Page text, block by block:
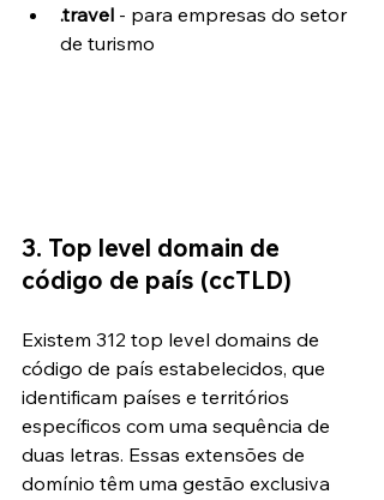
.travel - para empresas do setor
de turismo
3. Top level domain de
código de país (ccTLD)
Existem 312 top level domains de
código de país estabelecidos, que
identificam países e territórios
específicos com uma sequência de
duas letras. Essas extensões de
domínio têm uma gestão exclusiva